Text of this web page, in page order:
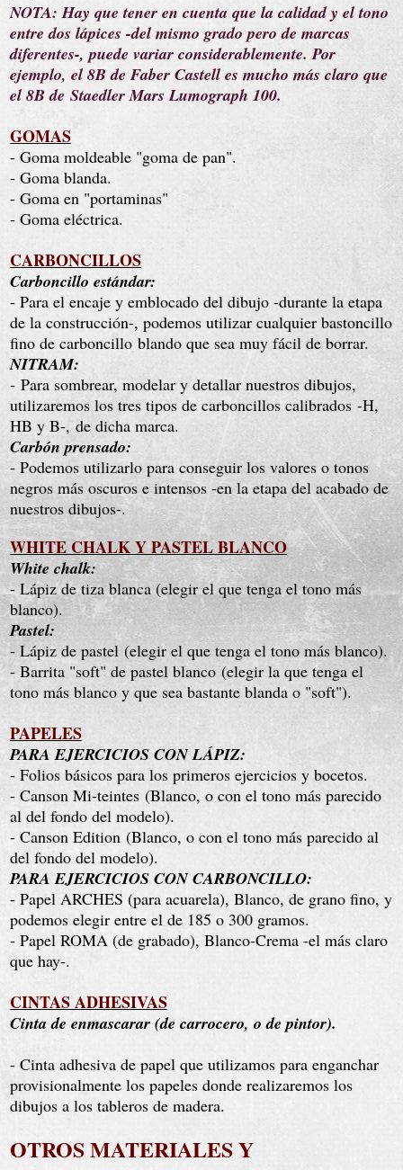
NOTA: Hay que tener en cuenta que la calidad y el tono
entre dos lápices -del mismo grado pero de marcas
diferentes-, puede variar considerablemente. Por
ejemplo, el 8B de Faber Castell es mucho más claro que
el 8B de Staedler Mars Lumograph 100.
GOMAS
- Goma moldeable "goma de pan".
- Goma blanda.
- Goma en "portaminas"
- Goma eléctrica.
CARBONCILLOS
Carboncillo estándar:
- Para el encaje y emblocado del dibujo -durante la etapa
de la construcción-, podemos utilizar cualquier bastoncillo
fino de carboncillo blando que sea muy fácil de borrar.
NITRAM:
- Para sombrear, modelar y detallar nuestros dibujos,
utilizaremos los tres tipos de carboncillos calibrados -H,
HB y B-,de dicha marca.
Carbón prensado:
- Podemos utilizarlo para conseguir los valores o tonos
negros más oscuros e intensos -en la etapa del acabado de
nuestros dibujos-.
WHITE CHALK Y PASTEL BLANCO
White chalk:
- Lápiz de tiza blanca (elegir el que tenga el tono más
blanco).
Pastel:
- Lápiz de pastel (elegir el que tenga el tono más blanco).
- Barrita "soft" de pastel blanco (elegir la que tenga el
tono más blanco y que sea bastante blanda o "soft").
PAPELES
PARA EJERCICIOS CON LÁPIZ:
- Folios básicos para los primeros ejercicios y bocetos.
- Canson Mi-teintes (Blanco, o con el tono más parecido
al del fondo del modelo).
- Canson Edition (Blanco, o con el tono más parecido al
del fondo del modelo).
PARA EJERCICIOS CON CARBONCILLO:
- Papel ARCHES (para acuarela), Blanco, de grano fino, y
podemos elegir entre el de 185 o 300 gramos.
- Papel ROMA (de grabado), Blanco-Crema -el más claro
que hay-.
CINTAS ADHESIVAS
Cinta de enmascarar (de carrocero, o de pintor).
- Cinta adhesiva de papel que utilizamos para enganchar
provisionalmente los papeles donde realizaremos los
dibujos a los tableros de madera.
OTROS MATERIALES Y